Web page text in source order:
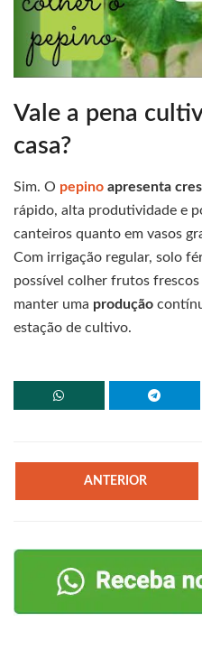
Vale a pena
casa?
Sim. O pepino apresenta
rápido, alta produtividade e
canteiros quanto em vasos
Com irrigação regular, solo
possível colher frutos frescos
manter uma produção
estação de cultivo.
ANTERIOR